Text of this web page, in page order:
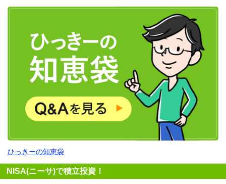
ひっきーの知恵袋
NISA(ニーサ)で積立投資！